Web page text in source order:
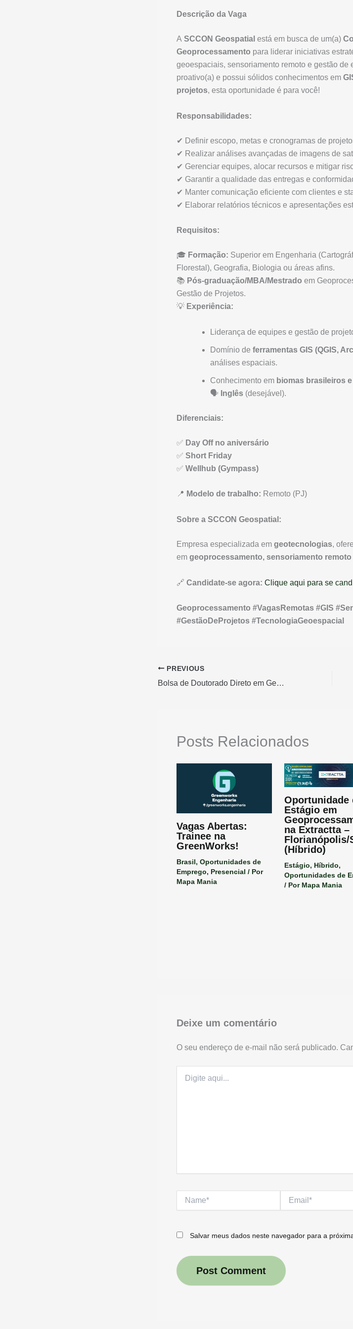
Descrição da Vaga
A SCCON Geospatial está em busca de um(a)
Geoprocessamento para liderar iniciativas
geoespaciais, sensoriamento remoto e gestão de
proativo(a) e possui sólidos conhecimentos em
projetos, esta oportunidade é para você!
Responsabilidades:
✔ Definir escopo, metas e cronogramas de
✔ Realizar análises avançadas de imagens de
✔ Gerenciar equipes, alocar recursos e mitigar
✔ Garantir a qualidade das entregas e
✔ Manter comunicação eficiente com clientes e
✔ Elaborar relatórios técnicos e apresentações
Requisitos:
🎓 Formação: Superior em Engenharia
Florestal), Geografia, Biologia ou áreas afins.
📚 Pós-graduação/MBA/Mestrado em
Gestão de Projetos.
💡 Experiência:
Liderança de equipes e gestão de
Domínio de ferramentas GIS (QGIS,
análises espaciais.
Conhecimento em biomas brasileiros
🗣️ Inglês (desejável).
Diferenciais:
✅ Day Off no aniversário
✅ Short Friday
✅ Wellhub (Gympass)
📍 Modelo de trabalho: Remoto (PJ)
Sobre a SCCON Geospatial:
Empresa especializada em geotecnologias,
em geoprocessamento, sensoriamento
🔗 Candidate-se agora: Clique aqui para se
Geoprocessamento #VagasRemotas #GIS
#GestãoDeProjetos #TecnologiaGeoespacial
PREVIOUS
Bolsa de Doutorado Direto em Geoprocessamento de Imagens no Instituto Butantan – FAPESP
Posts Relacionados
Vagas Abertas:
Trainee na
GreenWorks!
Brasil, Oportunidades de
Emprego, Presencial / Por
Mapa Mania
Oportunidade
Estágio em
na Extractta –
Florianópolis/
(Híbrido)
Estágio, Híbrido,
Oportunidades de
/ Por Mapa Mania
Deixe um comentário
O seu endereço de e-mail não será publicado.
aqui...
Salvar meus dados neste navegador para a